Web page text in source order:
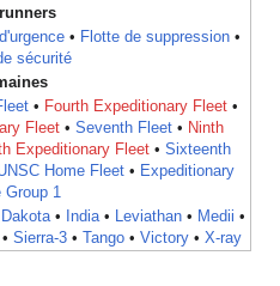
• Flotte de suppression •
sécurité
• Fourth Expeditionary Fleet•
Fleet• Seventh Fleet• Ninth
Expeditionary Fleet• Sixteenth
Home Fleet • Expeditionary
Group 1
Dakota• India• Leviathan • Medii •
• Sierra-3 • Tango • Victory • X-ray